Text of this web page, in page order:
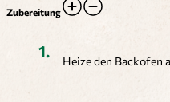
Zubereitung
Heize den Backofen